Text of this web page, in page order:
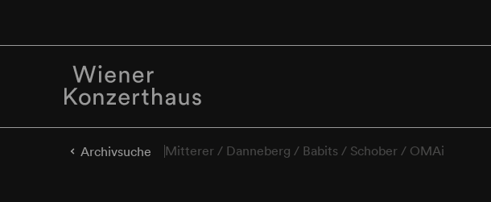
Archivsuche Mitterer / Danneberg / Babits / Schober / OMAi